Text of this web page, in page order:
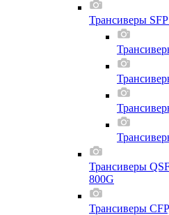
Трансиверы
Трансиверы
800G
Трансиверы